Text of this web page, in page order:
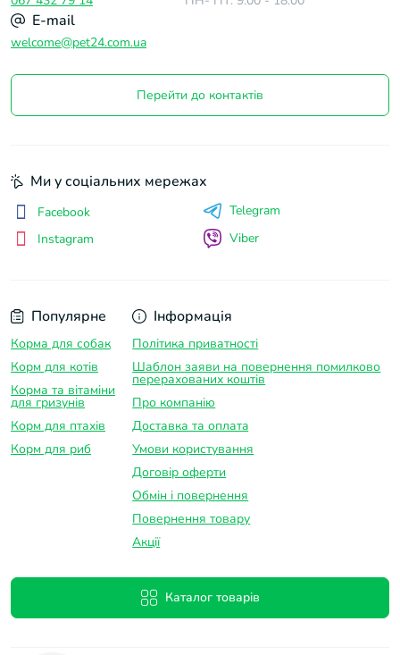
E-mail
welcome@pet24.com.ua
Перейти до контактів
Популярне
Корма для собак
Корм для котів
Корма та вітаміни
для гризунів
Корм для птахів
Корм для риб
Інформація
Політика приватності
Шаблон заяви на повернення помилково
перерахованих коштів
Про компанію
Доставка та оплатa
Умови користування
Договір оферти
Обмін і повернення
Повернення товару
Акції
Каталог товарів
Ми у соціальних мережах
Facebook
Instagram
Telegram
Viber